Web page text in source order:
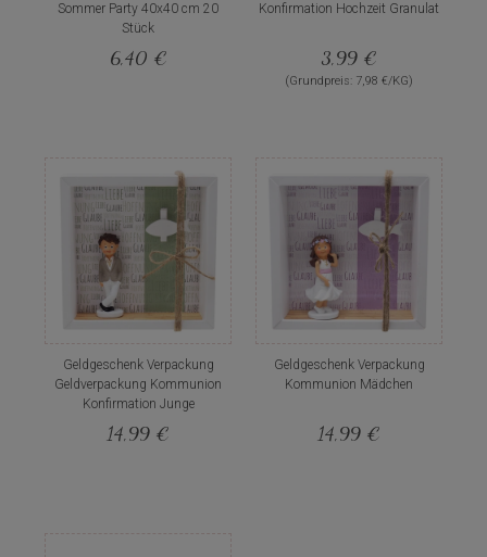
Sommer Party 40x40 cm 20
Stück
6,40 €
Konfirmation Hochzeit Granulat
3,99 €
(Grundpreis: 7,98 €/KG)
Geldgeschenk Verpackung
Geldverpackung Kommunion
Konfirmation Junge
14,99 €
Geldgeschenk Verpackung
Kommunion Mädchen
14,99 €